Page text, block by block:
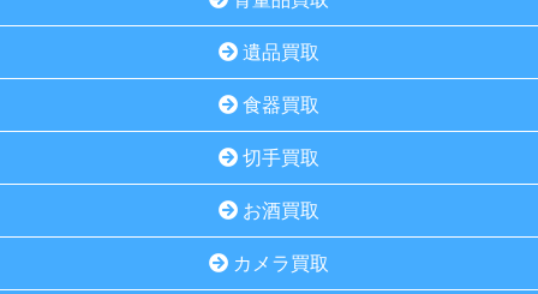
遺品買取
食器買取
切手買取
お酒買取
カメラ買取